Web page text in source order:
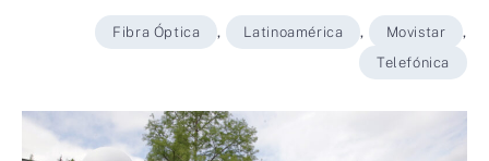
Fibra Óptica , Latinoamérica , Movistar
,
Telefónica